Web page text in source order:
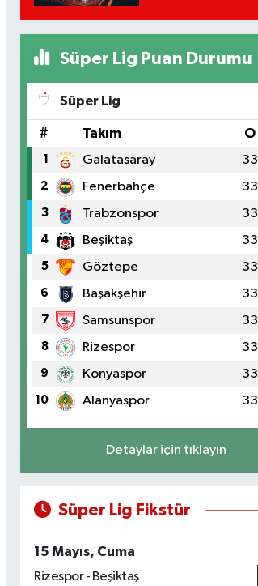
Süper Lig Puan Durumu
Süper Lig
# Takım O
1 Galatasaray 33
2 Fenerbahçe 33
3 Trabzonspor 33
4 Beşiktaş 33
5 Göztepe 33
6 Başakşehir 33
7 Samsunspor 33
8 Rizespor 33
9 Konyaspor 33
10 Alanyaspor 33
Detaylar için tıklayın
Süper Lig Fikstür
15 Mayıs, Cuma
Rizespor - Beşiktaş